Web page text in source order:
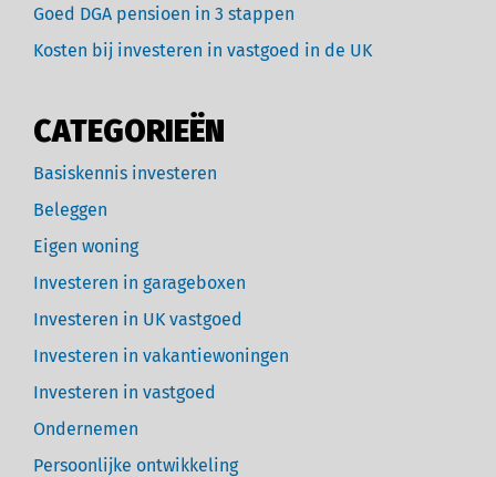
Goed DGA pensioen in 3 stappen
Kosten bij investeren in vastgoed in de UK
CATEGORIEËN
Basiskennis investeren
Beleggen
Eigen woning
Investeren in garageboxen
Investeren in UK vastgoed
Investeren in vakantiewoningen
Investeren in vastgoed
Ondernemen
Persoonlijke ontwikkeling